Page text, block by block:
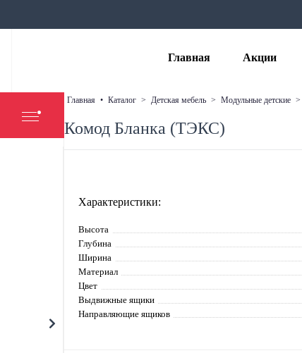
Главная Акции
главная • каталог > детская мебель > модульные детские >
Комод Бланка (ТЭКС)
Характеристики:
Высота
Глубина
Ширина
Материал
Цвет
Выдвижные ящики
Направляющие ящиков